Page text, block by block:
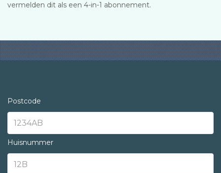
vermelden dit als een 4-in-1 abonnement.
Postcode
Huisnummer